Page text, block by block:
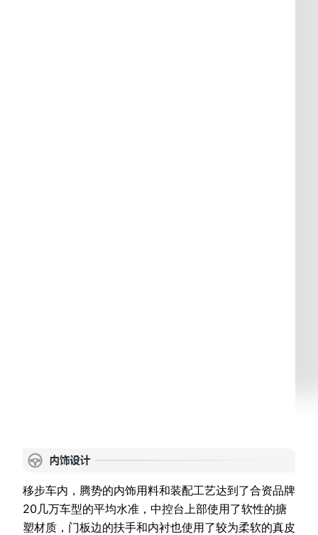
移步车内，腾势的内饰用料和装配工艺达到了合资品牌
20几万车型的平均水准，中控台上部使用了软性的搪
塑材质，门板边的扶手和内衬也使用了较为柔软的真皮